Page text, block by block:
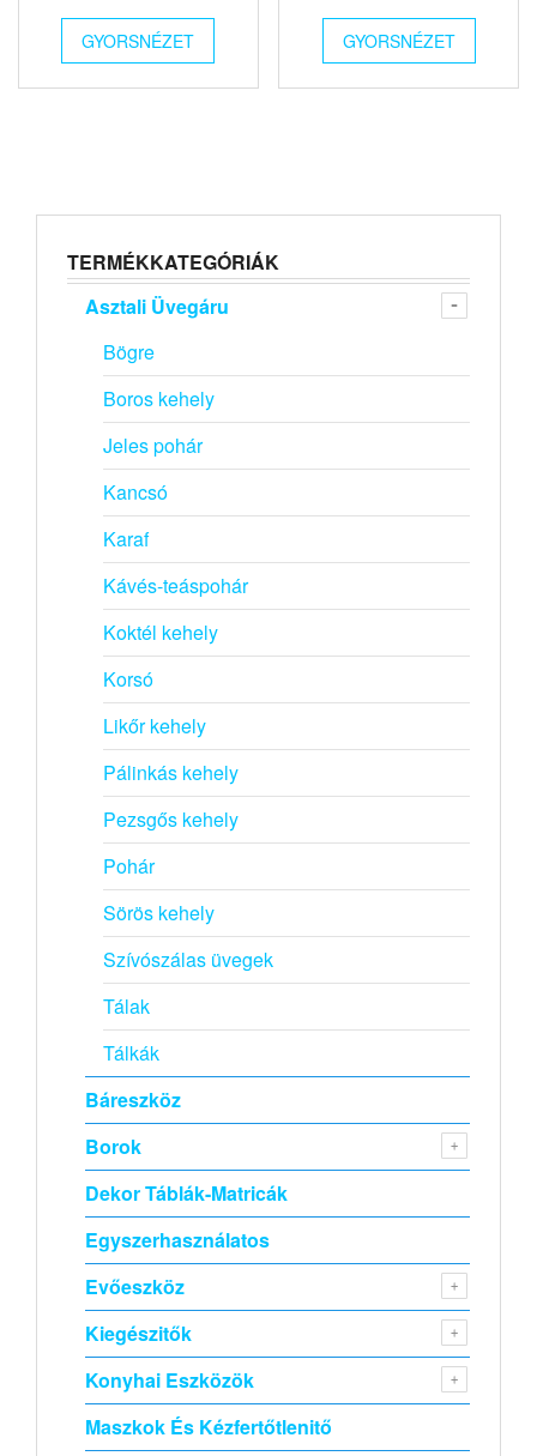
GYORSNÉZET GYORSNÉZET
TERMÉKKATEGÓRIÁK
Asztali Üvegáru
Bögre
Boros kehely
Jeles pohár
Kancsó
Karaf
Kávés-teáspohár
Koktél kehely
Korsó
Likőr kehely
Pálinkás kehely
Pezsgős kehely
Pohár
Sörös kehely
Szívószálas üvegek
Tálak
Tálkák
Báreszköz
Borok
Dekor Táblák-Matricák
Egyszerhasználatos
Evőeszköz
Kiegészitők
Konyhai Eszközök
Maszkok És Kézfertőtlenitő